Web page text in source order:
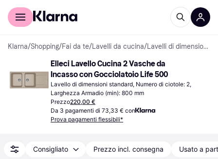
Per il tuo shopping
Klarna/Shopping/Fai da te/Lavelli da cucina/ Lavelli di dimensioni standard
Elleci Lavello Cucina 2 Vasche da
Incasso con Gocciolatoio Life 500
Lavello di dimensioni standard, Numero di ciotole: 2,
Larghezza Armadio (min): 800 mm
Prezzo220,00 €
Da 3 pagamenti di 73,33 € con
Prova pagamenti flessibili*
Consigliato Prezzo incl. consegna Usato a